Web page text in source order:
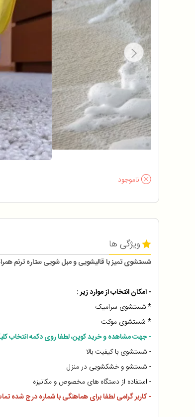
ناموجود
ویژگی ها
شستشوی تمیز با قالیشویی و مبل شویی ستاره ترنم همراه با 15% تخفیف پرداخت از 2550
- امکان انتخاب از موارد زیر :
*شستشوی سرامیک
* شستشوی موکت
- جهت مشاهده و خرید کوپن، لطفا روی دکمه انتخاب
- شستشوی با کیفیت بالا
- شستشو و خشکشویی در منزل
- استفاده از دستگاه های مخصوص و مکانیزه
- کاربر گرامی لطفا برای هماهنگی با شماره درج شده